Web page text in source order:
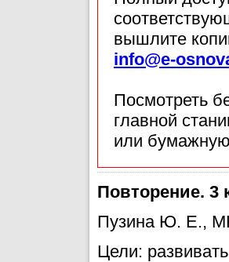
вышлите
info@e-
Посмотреть
главной
или
Повторение. 3
Пузина Ю. Е.,
Цели: